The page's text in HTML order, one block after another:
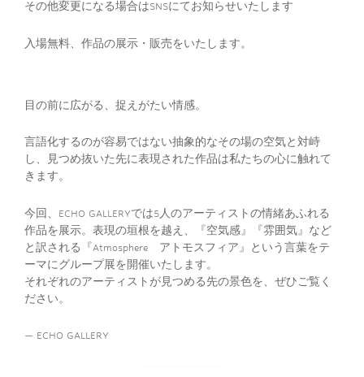
その他変更になる場合はSNSにてお知らせいたします
入場無料、作品の展示・販売をいたします。
目の前に広がる、捉えがたい情感。
言語化するのが容易ではない抽象的なその場の空気と対峙
し、見つめ抜いた先に表現された作品は私たちの心に触れて
きます。
今回、ECHO GALLERYでは5人のアーティストの情緒あふれる
作品を展示。表現の垣根を越え、『空気感』『雰囲気』など
と訳される『Atmosphere アトモスフィア』という言葉をテ
ーマにグループ展を開催いたします。
それぞれのアーティストが見つめる先の景色を、ぜひご覧く
ださい。
— ECHO GALLERY